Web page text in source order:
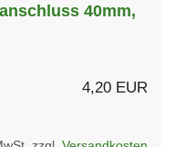
40mm,
4,20 EUR